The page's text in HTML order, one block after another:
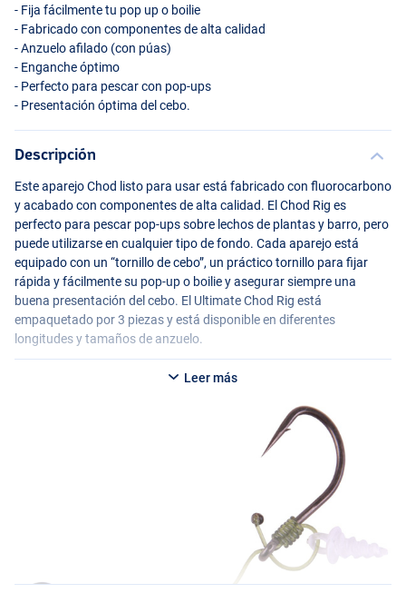
- Fija fácilmente tu pop up o boilie
- Fabricado con componentes de alta calidad
- Anzuelo afilado (con púas)
- Enganche óptimo
- Perfecto para pescar con pop-ups
- Presentación óptima del cebo.
Descripción
Este aparejo Chod listo para usar está fabricado con fluorocarbono
y acabado con componentes de alta calidad. El Chod Rig es
perfecto para pescar pop-ups sobre lechos de plantas y barro, pero
puede utilizarse en cualquier tipo de fondo. Cada aparejo está
equipado con un “tornillo de cebo”, un práctico tornillo para fijar
rápida y fácilmente su pop-up o boilie y asegurar siempre una
buena presentación del cebo. El Ultimate Chod Rig está
empaquetado por 3 piezas y está disponible en diferentes
longitudes y tamaños de anzuelo.
Leer más